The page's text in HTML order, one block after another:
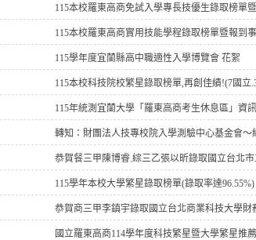
115本校羅東高商免試入學專長技優生錄取榜單
115本校羅東高商實用技能學程錄取榜單暨報到
115學年度宜蘭縣高中職適性入學博覽會 花絮
115本校科技院校繁星錄取榜單,再創佳績!(7國立
115年統測宜蘭大學「羅東高商考生休息區」資訊
轉知：財團法人技專校院入學測驗中心基金會～
恭賀餐三甲陳博睿.綜三乙張以昕錄取國立台北
115學年本校大學繁星錄取榜單(錄取率達96.55%)
恭賀商三甲李鎮宇錄取國立台北商業科技大學財
國立羅東高商114學年度科技繁星暨大學繁星推